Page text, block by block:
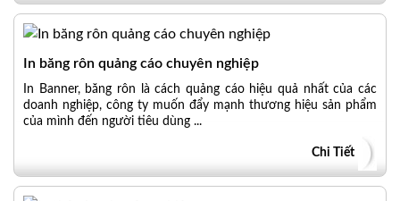
In băng rôn quảng cáo chuyên nghiệp
In Banner, băng rôn là cách quảng cáo hiệu quả nhất của các
doanh nghiệp, công ty muốn đẩy mạnh thương hiệu sản phẩm
của mình đến người tiêu dùng ...
Chi Tiết